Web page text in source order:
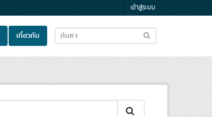
เข้าสู่ระบบ
เกี่ยวกับ